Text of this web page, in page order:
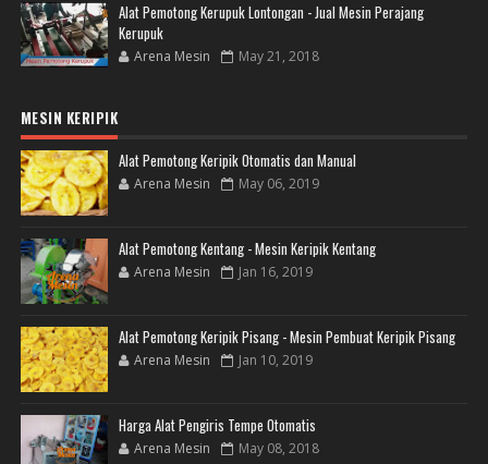
Alat Pemotong Kerupuk Lontongan - Jual Mesin Perajang
Kerupuk
Arena Mesin May 21, 2018
MESIN KERIPIK
Alat Pemotong Keripik Otomatis dan Manual
Arena Mesin May 06, 2019
Alat Pemotong Kentang - Mesin Keripik Kentang
Arena Mesin Jan 16, 2019
Alat Pemotong Keripik Pisang - Mesin Pembuat Keripik Pisang
Arena Mesin Jan 10, 2019
Harga Alat Pengiris Tempe Otomatis
Arena Mesin May 08, 2018